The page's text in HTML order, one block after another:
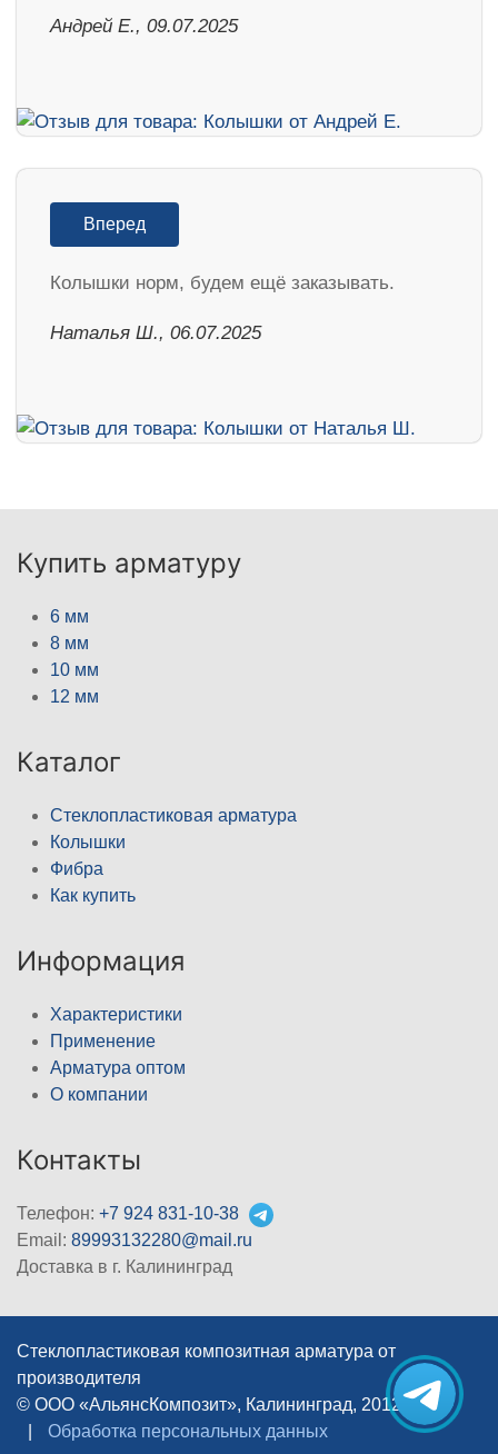
Андрей Е., 09.07.2025
Вперед
Колышки норм, будем ещё заказывать.
Наталья Ш., 06.07.2025
Купить арматуру
6 мм
8 мм
10 мм
12 мм
Каталог
Стеклопластиковая арматура
Колышки
Фибра
Как купить
Информация
Характеристики
Применение
Арматура оптом
О компании
Контакты
Телефон: +7 924 831-10-38
Email: 89993132280@mail.ru
Доставка в г. Калининград
Стеклопластиковая композитная арматура от
производителя
© ООО «АльянсКомпозит», Калининград, 2012–2026
Обработка персональных данных